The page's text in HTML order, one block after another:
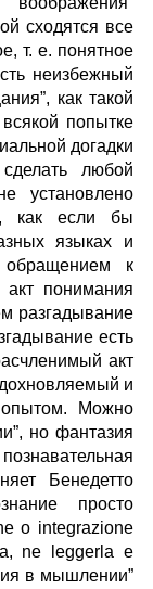
сходятся все
т. е. понятное
неизбежный
как такой
попытке
догадки
любой
установлено
как если бы
языках и
к
понимания
разгадывание
есть
акт
и
опытом. Можно
но фантазия
Бенедетто
просто
о integrazione
ne leggerla e
в мышлении”